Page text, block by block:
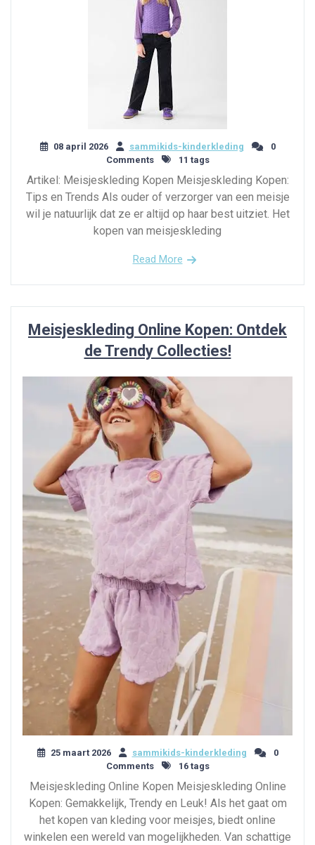
08 april 2026 sammikids-kinderkleding
0
Comments
11 tags
Artikel: Meisjeskleding Kopen Meisjeskleding Kopen:
Tips en Trends Als ouder of verzorger van een meisje
wil je natuurlijk dat ze er altijd op haar best uitziet. Het
kopen van meisjeskleding
Read More
Meisjeskleding Online Kopen: Ontdek
de Trendy Collecties!
25 maart 2026 sammikids-kinderkleding
0
Comments
16 tags
Meisjeskleding Online Kopen Meisjeskleding Online
Kopen: Gemakkelijk, Trendy en Leuk! Als het gaat om
het kopen van kleding voor meisjes, biedt online
winkelen een wereld van mogelijkheden. Van schattige